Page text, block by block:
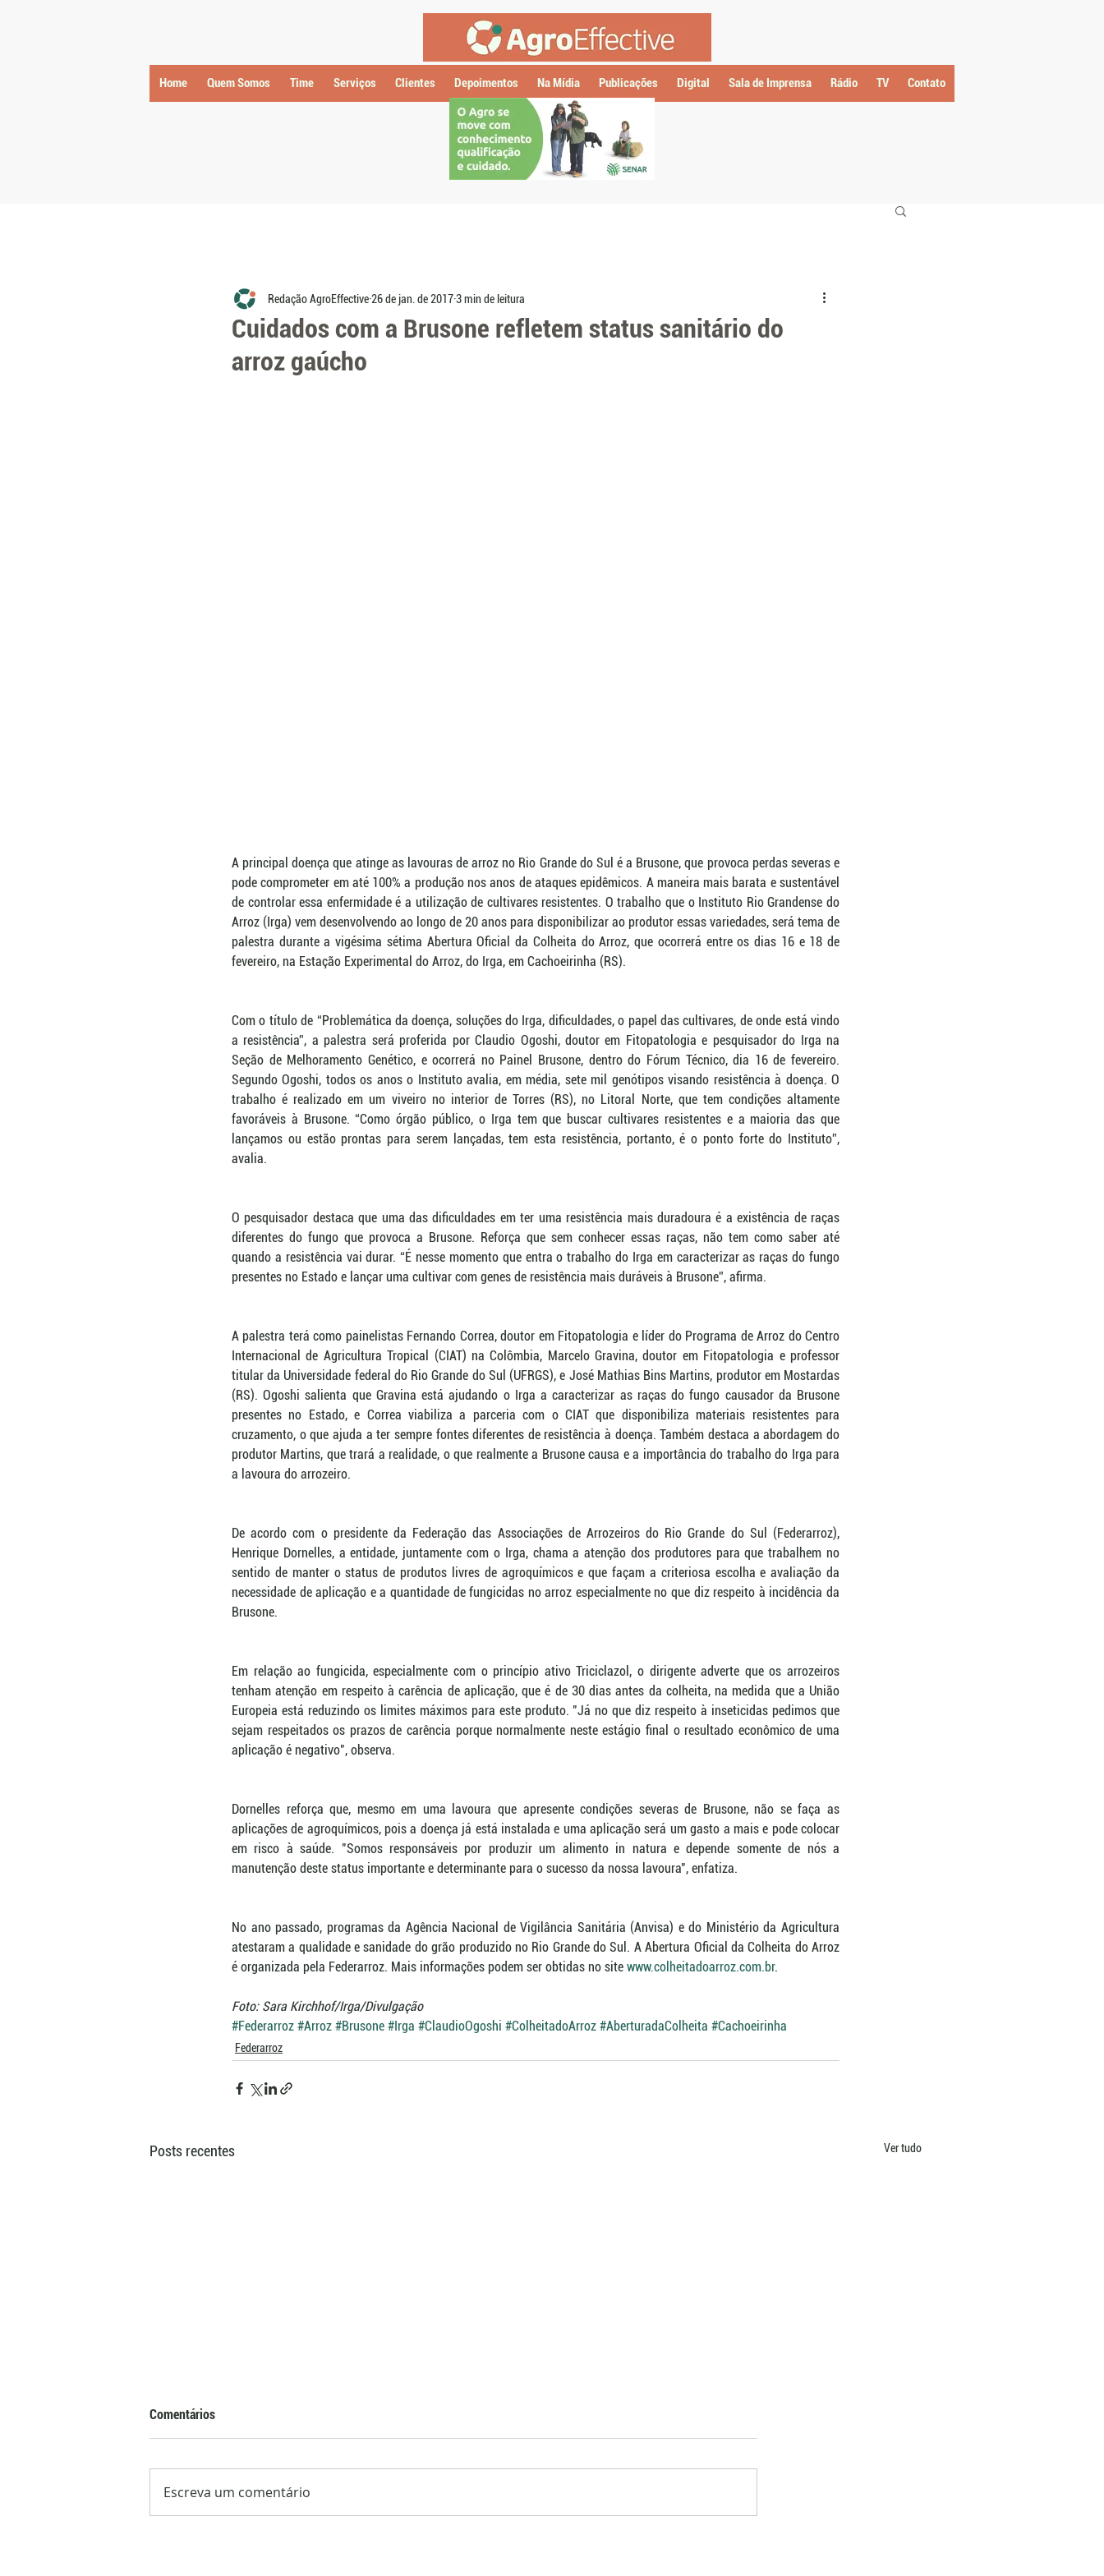
Home Quem Somos Time Serviços Clientes Depoimentos Na Mídia Publicações Digital Sala de Imprensa Rádio TV Contato
Cuidados com a Brusone refletem status sanitário do
arroz gaúcho
Redação AgroEffective26 de jan. de 20173 min de leitura
A principal doença que atinge as lavouras de arroz no Rio Grande do Sul é a Brusone, que provoca perdas severas e
pode comprometer em até 100% a produção nos anos de ataques epidêmicos. A maneira mais barata e sustentável
de controlar essa enfermidade é a utilização de cultivares resistentes. O trabalho que o Instituto Rio Grandense do
Arroz (Irga) vem desenvolvendo ao longo de 20 anos para disponibilizar ao produtor essas variedades, será tema de
palestra durante a vigésima sétima Abertura Oficial da Colheita do Arroz, que ocorrerá entre os dias 16 e 18 de
fevereiro, na Estação Experimental do Arroz, do Irga, em Cachoeirinha (RS).
Com o título de “Problemática da doença, soluções do Irga, dificuldades, o papel das cultivares, de onde está vindo
a resistência”, a palestra será proferida por Claudio Ogoshi, doutor em Fitopatologia e pesquisador do Irga na
Seção de Melhoramento Genético, e ocorrerá no Painel Brusone, dentro do Fórum Técnico, dia 16 de fevereiro.
Segundo Ogoshi, todos os anos o Instituto avalia, em média, sete mil genótipos visando resistência à doença. O
trabalho é realizado em um viveiro no interior de Torres (RS), no Litoral Norte, que tem condições altamente
favoráveis à Brusone. “Como órgão público, o Irga tem que buscar cultivares resistentes e a maioria das que
lançamos ou estão prontas para serem lançadas, tem esta resistência, portanto, é o ponto forte do Instituto”,
avalia.
O pesquisador destaca que uma das dificuldades em ter uma resistência mais duradoura é a existência de raças
diferentes do fungo que provoca a Brusone. Reforça que sem conhecer essas raças, não tem como saber até
quando a resistência vai durar. “É nesse momento que entra o trabalho do Irga em caracterizar as raças do fungo
presentes no Estado e lançar uma cultivar com genes de resistência mais duráveis à Brusone”, afirma.
A palestra terá como painelistas Fernando Correa, doutor em Fitopatologia e líder do Programa de Arroz do Centro
Internacional de Agricultura Tropical (CIAT) na Colômbia, Marcelo Gravina, doutor em Fitopatologia e professor
titular da Universidade federal do Rio Grande do Sul (UFRGS), e José Mathias Bins Martins, produtor em Mostardas
(RS). Ogoshi salienta que Gravina está ajudando o Irga a caracterizar as raças do fungo causador da Brusone
presentes no Estado, e Correa viabiliza a parceria com o CIAT que disponibiliza materiais resistentes para
cruzamento, o que ajuda a ter sempre fontes diferentes de resistência à doença. Também destaca a abordagem do
produtor Martins, que trará a realidade, o que realmente a Brusone causa e a importância do trabalho do Irga para
a lavoura do arrozeiro.
De acordo com o presidente da Federação das Associações de Arrozeiros do Rio Grande do Sul (Federarroz),
Henrique Dornelles, a entidade, juntamente com o Irga, chama a atenção dos produtores para que trabalhem no
sentido de manter o status de produtos livres de agroquímicos e que façam a criteriosa escolha e avaliação da
necessidade de aplicação e a quantidade de fungicidas no arroz especialmente no que diz respeito à incidência da
Brusone.
Em relação ao fungicida, especialmente com o princípio ativo Triciclazol, o dirigente adverte que os arrozeiros
tenham atenção em respeito à carência de aplicação, que é de 30 dias antes da colheita, na medida que a União
Europeia está reduzindo os limites máximos para este produto. "Já no que diz respeito à inseticidas pedimos que
sejam respeitados os prazos de carência porque normalmente neste estágio final o resultado econômico de uma
aplicação é negativo", observa.
Dornelles reforça que, mesmo em uma lavoura que apresente condições severas de Brusone, não se faça as
aplicações de agroquímicos, pois a doença já está instalada e uma aplicação será um gasto a mais e pode colocar
em risco à saúde. "Somos responsáveis por produzir um alimento in natura e depende somente de nós a
manutenção deste status importante e determinante para o sucesso da nossa lavoura", enfatiza.
No ano passado, programas da Agência Nacional de Vigilância Sanitária (Anvisa) e do Ministério da Agricultura
atestaram a qualidade e sanidade do grão produzido no Rio Grande do Sul. A Abertura Oficial da Colheita do Arroz
é organizada pela Federarroz. Mais informações podem ser obtidas no site www.colheitadoarroz.com.br.
Foto: Sara Kirchhof/Irga/Divulgação
#Federarroz #Arroz #Brusone #Irga #ClaudioOgoshi #ColheitadoArroz #AberturadaColheita #Cachoeirinha
Federarroz
Posts recentes Ver tudo
Comentários
Escreva um comentário